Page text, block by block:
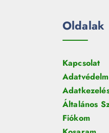
Oldalak
Kapcsolat
Általános
Fiókom